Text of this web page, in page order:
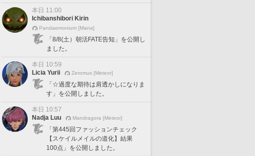
本日 11:00
Ichibanshibori Kirin
Pandaemonium [Mana]
「8/8(土）朝活FATE告知」を公開し
ました。
本日 10:59
Licia Yurii
Zeromus [Meteor]
「☆過度な期待は肩透かしになりま
す」を公開しました。
本日 10:57
Nadja Luu
Mandragora [Meteor]
「第445回ファッションチェック
【スケイルメイルの道化】結果
100点」を公開しました。